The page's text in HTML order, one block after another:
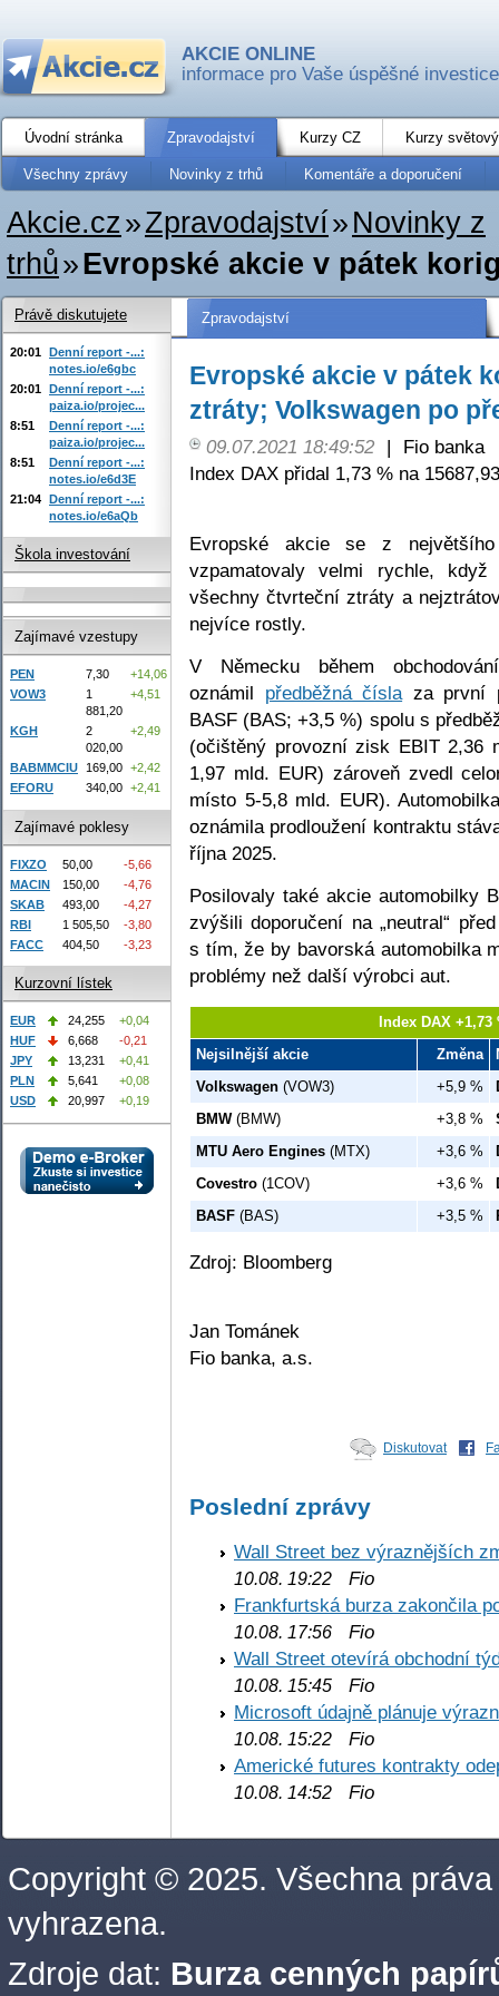
AKCIE ONLINE
informace pro Vaše úspěšné investice
Úvodní stránka Zpravodajství Kurzy CZ Kurzy
Všechny zprávy Novinky z trhů Komentáře a doporučení
Akcie.cz»Zpravodajství» Novinky z
trhů»Evropské akcie v pátek
Zpravodajství
Evropské akcie v pátek
ztráty; Volkswagen po
09.07.2021 18:49:52 |
Fio banka
Index DAX přidal 1,73 % na
Evropské akcie se z
vzpamatovaly velmi rychle,
všechny čtvrteční ztráty a
nejvíce rostly.
V Německu během
oznámil předběžná čísla za první
BASF (BAS; +3,5 %) spolu s
(očištěný provozní zisk EBIT 2,36
1,97 mld. EUR) zároveň zvedl
místo 5-5,8 mld. EUR).
oznámila prodloužení kontraktu
října 2025.
Posilovaly také akcie automobilky
zvýšili doporučení na „neutral“
s tím, že by bavorská automobilka
problémy než další výrobci aut.
Index DAX +1,73
Nejsilnější akcie
Změna
Volkswagen (VOW3) +5,9 %
BMW(BMW) +3,8 %
MTU Aero Engines (MTX) +3,6 %
Covestro (1COV) +3,6 %
BASF (BAS) +3,5 %
Zdroj: Bloomberg
Jan Tománek
Fio banka, a.s.
Diskutovat
Poslední zprávy
Wall Street bez výraznějších
10.08. 19:22 Fio
Frankfurtská burza zakončila
10.08. 17:56 Fio
Wall Street otevírá obchodní
10.08. 15:45 Fio
Microsoft údajně plánuje
10.08. 15:22 Fio
Americké futures kontrakty
10.08. 14:52 Fio
Právě diskutujete
20:01 Denní report -...:
notes.io/e6gbc
20:01 Denní report -...:
paiza.io/projec...
8:51
Denní report -...:
paiza.io/projec...
8:51
Denní report -...:
notes.io/e6d3E
21:04 Denní report -...:
notes.io/e6aQb
Škola investování
Zajímavé vzestupy
PEN 7,30
+14,06
VOW3
1
881,20
+4,51
KGH
2
020,00
+2,49
BABMMCIU 169,00 +2,42
EFORU
340,00 +2,41
Zajímavé poklesy
FIXZO 50,00
-5,66
MACIN
150,00
-4,76
SKAB
493,00
-4,27
RBI
1 505,50
-3,80
FACC
404,50 -3,23
Kurzovní lístek
EUR 24,255
+0,04
HUF
6,668
-0,21
JPY
13,231
+0,41
PLN
5,641
+0,08
USD
20,997 +0,19
Copyright © 2025. Všechna práva
vyhrazena.
Zdroje dat: Burza cenných